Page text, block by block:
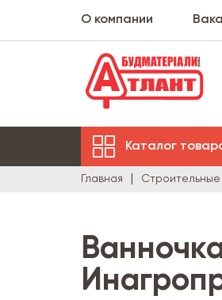
О компании
Каталог
Главная